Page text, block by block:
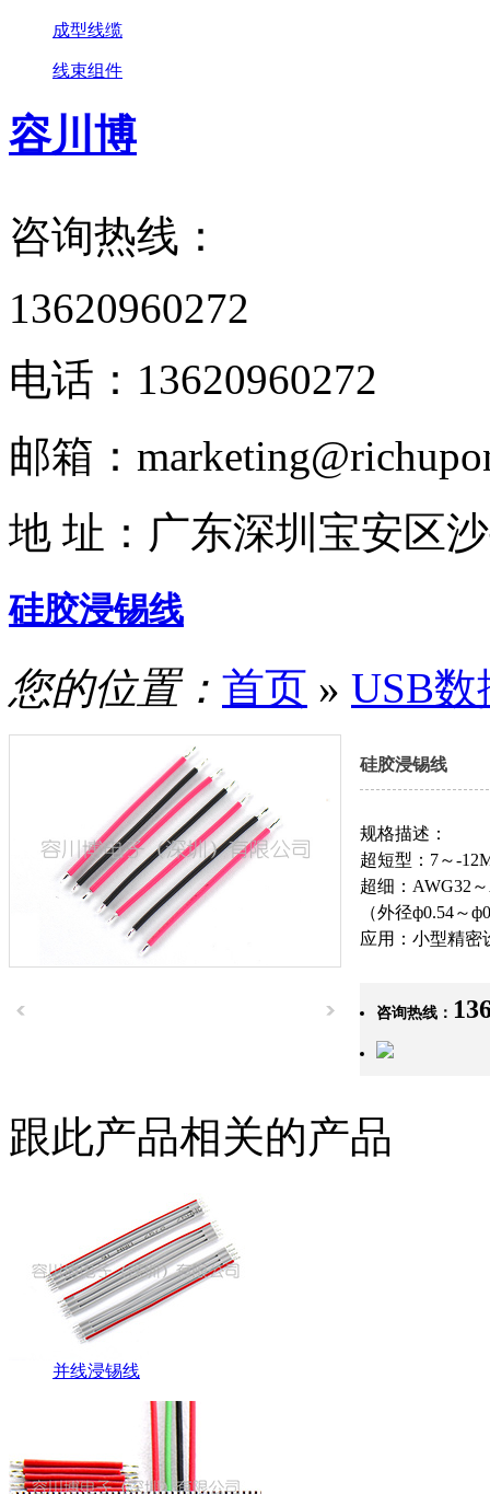
成型线缆
线束组件
容川博
咨询热线：
13620960272
电话： 13620960272
邮箱：
地 址： 广东深圳宝安区
硅胶浸锡线
您的位置： 首页 » USB
硅胶浸锡线
规格描述：
超短型：7～-
超细：AWG32
（外径ф0.54～
应用：小型精密
咨询热线：
跟此产品相关的产品
并线浸锡线